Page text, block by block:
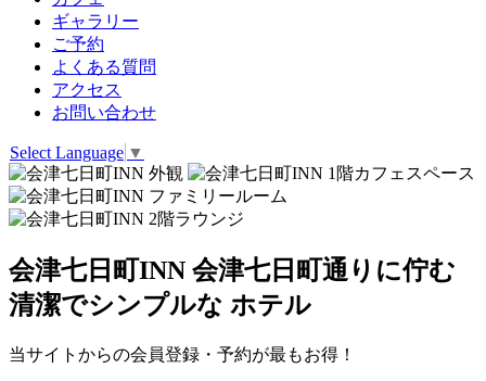
ギャラリー
ご予約
よくある質問
アクセス
お問い合わせ
Select Language ▼
会津七日町INN 会津七日町通りに佇む
清潔でシンプルな ホテル
当サイトからの会員登録・予約が最もお得！